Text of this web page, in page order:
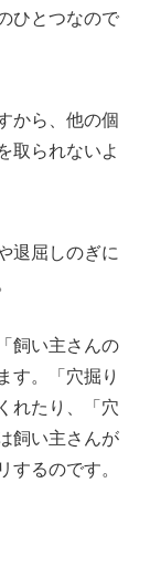
ひとつなので
から、他の個
取られないよ
退屈しのぎに
飼い主さんの
す。「穴掘り
れたり、「穴
飼い主さんが
るのです。